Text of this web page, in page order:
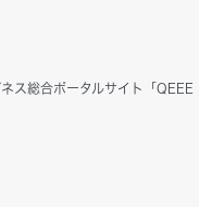
ス総合ポータルサイト「